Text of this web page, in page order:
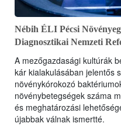
Nébih ÉLI Pécsi
Diagnosztikai Nemzeti
A mezőgazdasági kultúrák
kár kialakulásában jelentős
növénykórokozó
növénybetegségek száma
és meghatározási
újabbak válnak ismertté.